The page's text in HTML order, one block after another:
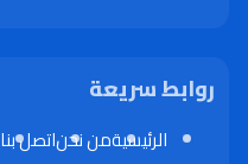
روابط سريعة
الرئيسيةمن نحناتصل بنا